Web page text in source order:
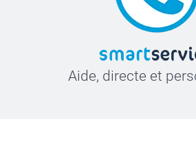
Aide, directe et